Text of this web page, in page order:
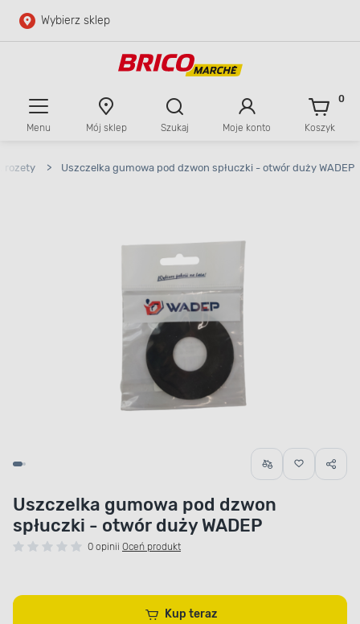
Przejdź do głównej zawartości
Wybierz sklep
Menu Mój sklep Szukaj Moje konto Koszyk
0
rozety > Uszczelka gumowa pod dzwon spłuczki - otwór duży WADEP
Uszczelka gumowa pod dzwon
spłuczki - otwór duży WADEP
0 opinii Oceń produkt
Kup teraz